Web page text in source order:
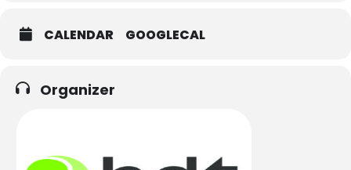
CALENDAR GOOGLECAL
Organizer